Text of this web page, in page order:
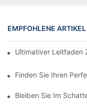
EMPFOHLENE ARTIKEL
Ultimativer Leitfaden
Finden Sie Ihren
Bleiben Sie Im